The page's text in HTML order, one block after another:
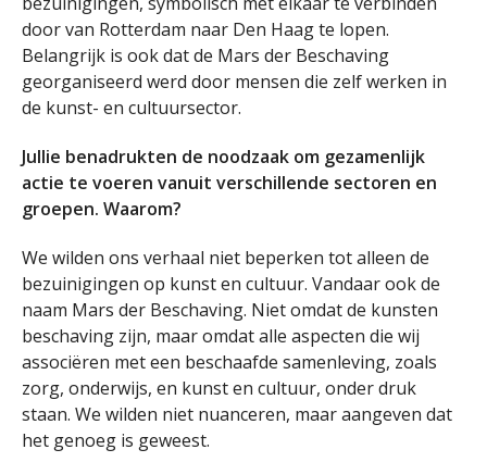
door van Rotterdam naar Den Haag te lopen.
Belangrijk is ook dat de Mars der Beschaving
georganiseerd werd door mensen die zelf werken in
de kunst- en cultuursector.
Jullie benadrukten de noodzaak om gezamenlijk
actie te voeren vanuit verschillende sectoren en
groepen. Waarom?
We wilden ons verhaal niet beperken tot alleen de
bezuinigingen op kunst en cultuur. Vandaar ook de
naam Mars der Beschaving. Niet omdat de kunsten
beschaving zijn, maar omdat alle aspecten die wij
associëren met een beschaafde samenleving, zoals
zorg, onderwijs, en kunst en cultuur, onder druk
staan. We wilden niet nuanceren, maar aangeven dat
het genoeg is geweest.